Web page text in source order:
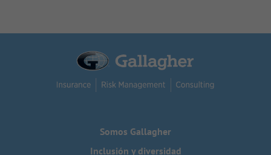
Somos Gallagher
Inclusión y diversidad